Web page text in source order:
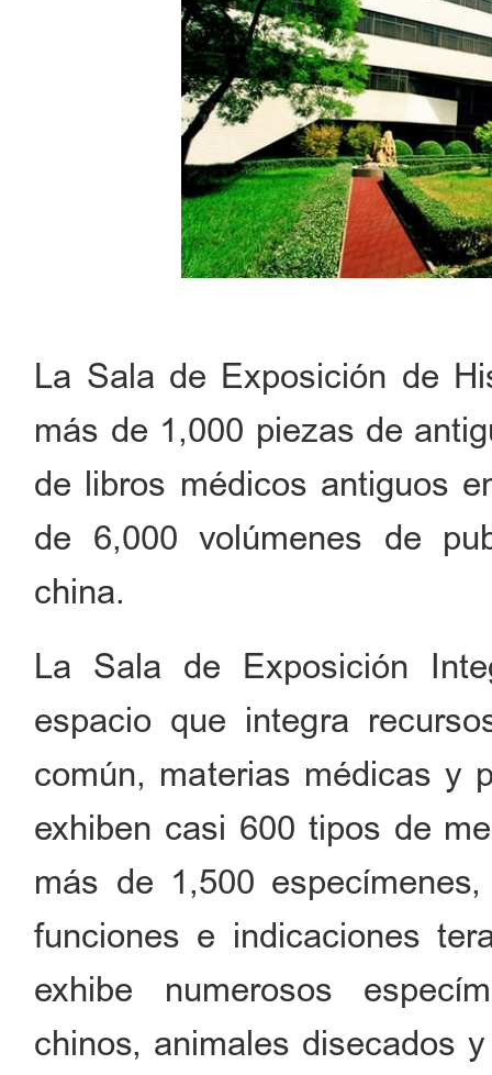
La Sala de Exposición de
más de 1,000 piezas de
de libros médicos antiguos
de 6,000 volúmenes de
china.
La Sala de Exposición
espacio que integra
común, materias médicas y
exhiben casi 600 tipos de
más de 1,500
funciones e indicaciones
exhibe numerosos
chinos, animales disecados